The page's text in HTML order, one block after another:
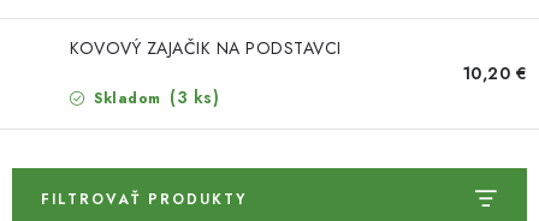
CHÉMIA
KOVOVÝ ZAJAČIK NA PODSTAVCI
Skladom (3 ks)
10,20 €
FILTROVAŤ PRODUKTY